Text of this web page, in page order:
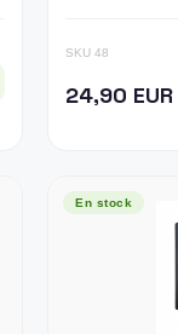
SKU 48
24,90 EUR
En stock